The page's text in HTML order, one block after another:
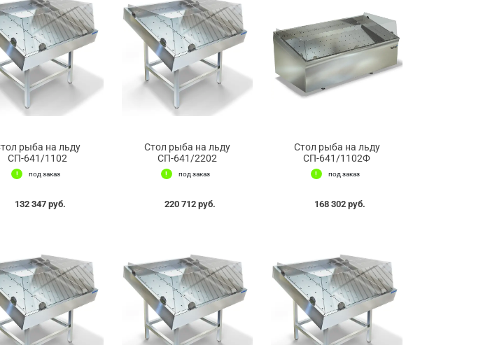
рыба на льду
СП-641/1102
под заказ
132 347 руб.
Стол рыба на льду
СП-641/2202
под заказ
220 712 руб.
Стол рыба на льду
СП-641/1102Ф
под заказ
168 302 руб.